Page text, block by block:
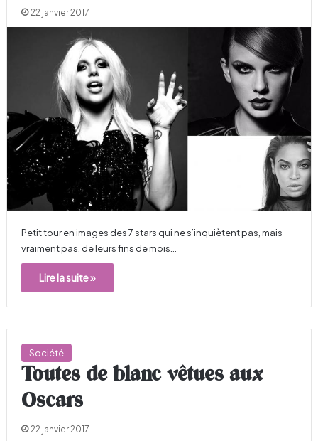
22 janvier 2017
Petit tour en images des 7 stars qui ne s’inquiètent pas, mais
vraiment pas, de leurs fins de mois…
Lire la suite »
Société
Toutes de blanc vêtues aux
Oscars
22 janvier 2017